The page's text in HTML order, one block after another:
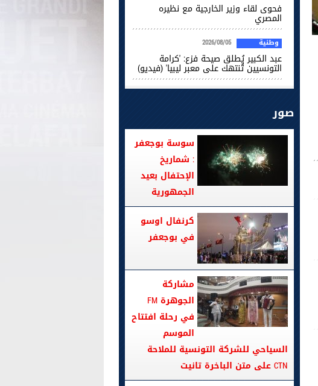
فحوى لقاء وزير الخارجية مع نظيره
المصري
وطنية 2026/08/05
عبد الكبير يُطلق صيحة فزع: 'كرامة
التونسيين تُنتهك على معبر ليبيا' (فيديو)
صور
سوسة بوجعفر
: شماريخ
الإحتفال بعيد
الجمهورية
كرنفال اوسو
في بوجعفر
مشاركة
الجوهرة FM
في رحلة افتتاح
الموسم
السياحي للشركة التونسية للملاحة
CTN على متن الباخرة تانيت